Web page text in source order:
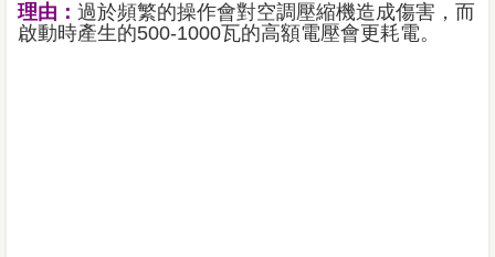
理由： 過於頻繁的操作會對空調壓縮機造成傷害，而
啟動時產生的500-1000瓦的高額電壓會更耗電。